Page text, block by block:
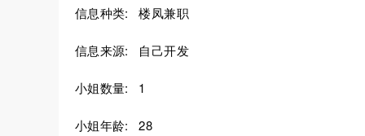
信息种类: 楼凤兼职
信息来源: 自己开发
小姐数量: 1
小姐年龄: 28